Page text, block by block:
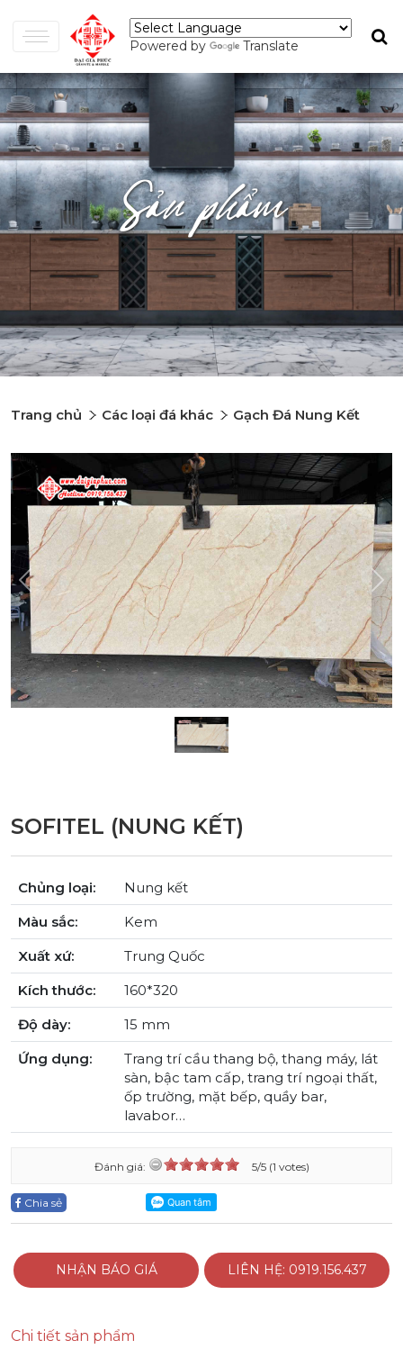
Powered by Translate
Sản phẩm
Trang chủ Các loại đá khác Gạch Đá Nung Kết
Previous
SOFITEL (NUNG KẾT)
Chủng loại:
Nung kết
Màu sắc:
Kem
Xuất xứ:
Trung Quốc
Kích thước:
160*320
Độ dày:
15 mm
Ứng dụng:
Trang trí cầu thang bộ, thang máy, lát
sàn, bậc tam cấp, trang trí ngoại thất,
ốp trường, mặt bếp, quầy bar,
lavabor…
Đánh giá: 5/5 (1 votes)
Chia sẻ
NHẬN BÁO GIÁ LIÊN HỆ: 0919.156.437
Chi tiết sản phẩm